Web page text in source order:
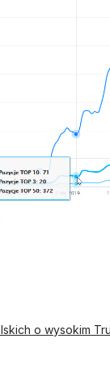
o wysokim